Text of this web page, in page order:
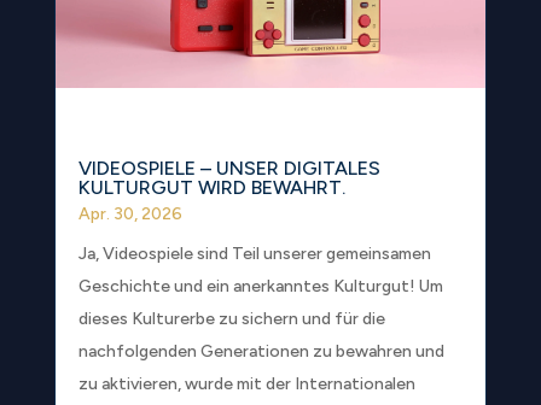
VIDEOSPIELE – UNSER DIGITALES
KULTURGUT WIRD BEWAHRT.
Apr. 30, 2026
Ja, Videospiele sind Teil unserer gemeinsamen
Geschichte und ein anerkanntes Kulturgut! Um
dieses Kulturerbe zu sichern und für die
nachfolgenden Generationen zu bewahren und
zu aktivieren, wurde mit der Internationalen